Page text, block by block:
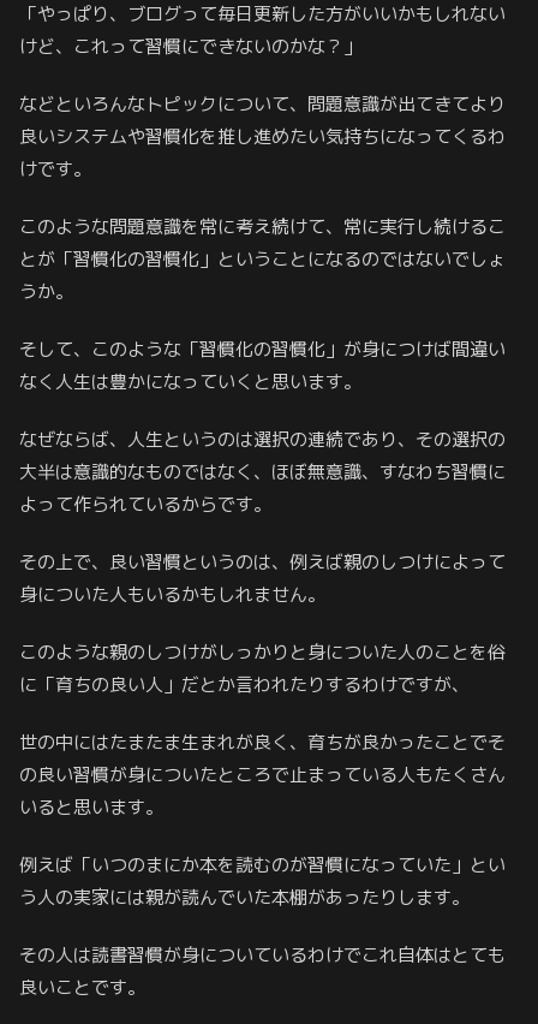
「やっぱり、ブログって毎日更新した方がいいかもしれない
けど、これって習慣にできないのかな？」
などといろんなトピックについて、問題意識が出てきてより
良いシステムや習慣化を推し進めたい気持ちになってくるわ
けです。
このような問題意識を常に考え続けて、常に実行し続けるこ
とが「習慣化の習慣化」ということになるのではないでしょ
うか。
そして、このような「習慣化の習慣化」が身につけば間違い
なく人生は豊かになっていくと思います。
なぜならば、人生というのは選択の連続であり、その選択の
大半は意識的なものではなく、ほぼ無意識、すなわち習慣に
よって作られているからです。
その上で、良い習慣というのは、例えば親のしつけによって
身についた人もいるかもしれません。
このような親のしつけがしっかりと身についた人のことを俗
に「育ちの良い人」だとか言われたりするわけですが、
世の中にはたまたま生まれが良く、育ちが良かったことでそ
の良い習慣が身についたところで止まっている人もたくさん
いると思います。
例えば「いつのまにか本を読むのが習慣になっていた」とい
う人の実家には親が読んでいた本棚があったりします。
その人は読書習慣が身についているわけでこれ自体はとても
良いことです。